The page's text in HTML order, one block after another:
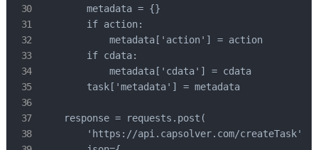
        metadata = {}
        if action:
            metadata['action'] = action
        if cdata:
            metadata['cdata'] = cdata
        task['metadata'] = metadata
    response = requests.post(
        'https://api.capsolver.com/createTask',